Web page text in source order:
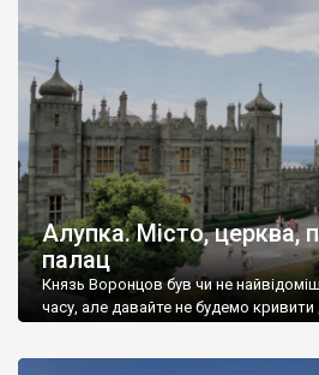
Алупка. Місто, церква,
палац
Князь Воронцов був чи не
часу, але давайте не будемо